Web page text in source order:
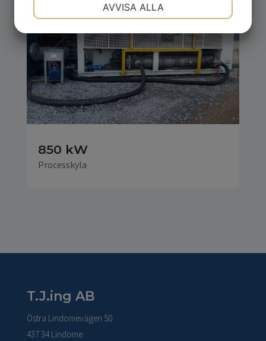
850 kW
Processkyla
T.J.ing AB
Östra Lindomevägen 50
437 34 Lindome
MARKNADSFÖRING STATISTIK
AVVISA ALLA